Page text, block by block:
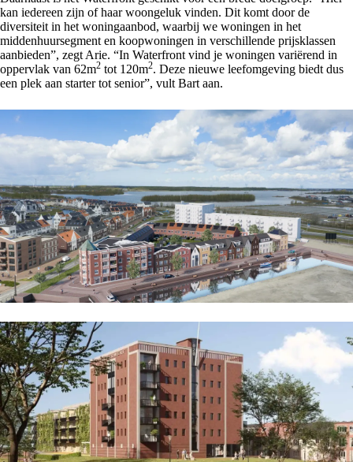
kan iedereen zijn of haar woongeluk vinden. Dit komt door de
diversiteit in het woningaanbod, waarbij we woningen in het
middenhuursegment en koopwoningen in verschillende prijsklassen
aanbieden”, zegt Arie. “In Waterfront vind je woningen variërend in
oppervlak van 62m2 tot 120m2. Deze nieuwe leefomgeving biedt dus
een plek aan starter tot senior”, vult Bart aan.